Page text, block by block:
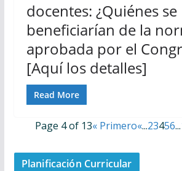
docentes: ¿Quiénes se
beneficiarían de la
aprobada por el
[Aquí los detalles]
Read More
Page 4 of 13« Primero«...23456...
Planificación Curricular